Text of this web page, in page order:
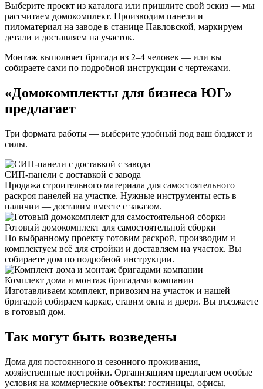
Выберите проект из каталога или пришлите свой эскиз — мы
рассчитаем домокомплект. Производим панели и
пиломатериал на заводе в станице Павловской, маркируем
детали и доставляем на участок.
Монтаж выполняет бригада из 2–4 человек — или вы
собираете сами по подробной инструкции с чертежами.
«Домокомплекты для бизнеса ЮГ»
предлагает
Три формата работы — выберите удобный под ваш бюджет и
силы.
СИП-панели с доставкой с завода
Продажа строительного материала для самостоятельного
раскроя панелей на участке. Нужные инструменты есть в
наличии — доставим вместе с заказом.
Готовый домокомплект для самостоятельной сборки
По выбранному проекту готовим раскрой, производим и
комплектуем всё для стройки и доставляем на участок. Вы
собираете дом по подробной инструкции.
Комплект дома и монтаж бригадами компании
Изготавливаем комплект, привозим на участок и нашей
бригадой собираем каркас, ставим окна и двери. Вы въезжаете
в готовый дом.
Так могут быть возведены
Дома для постоянного и сезонного проживания,
хозяйственные постройки. Организациям предлагаем особые
условия на коммерческие объекты: гостиницы, офисы,